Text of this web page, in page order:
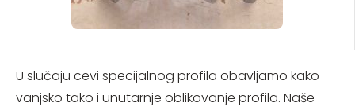
U slučaju cevi specijalnog profila obavljamo kako
vanjsko tako i unutarnje oblikovanje profila. Naše